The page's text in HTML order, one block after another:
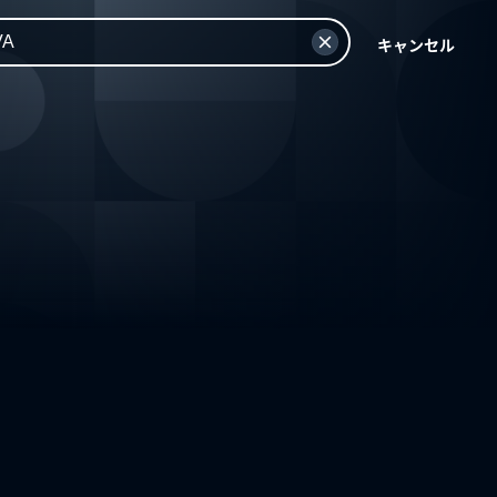
キャンセル